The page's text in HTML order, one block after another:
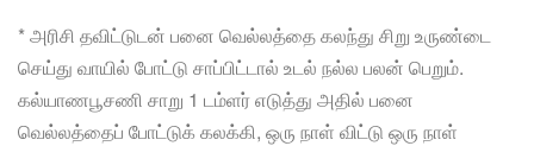
* அரிசி தவிட்டுடன் பனை வெல்லத்தை கலந்து சிறு உருண்டை
செய்து வாயில் போட்டு சாப்பிட்டால் உடல் நல்ல பலன் பெறும்.
கல்யாணபூசணி சாறு 1 டம்ளர் எடுத்து அதில் பனை
வெல்லத்தைப் போட்டுக் கலக்கி, ஒரு நாள் விட்டு ஒரு நாள்